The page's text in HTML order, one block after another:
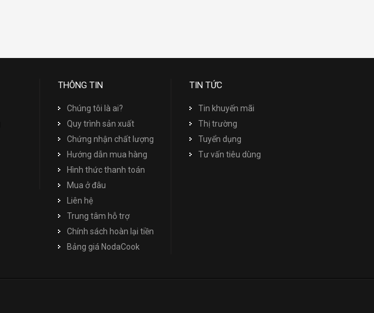
THÔNG TIN
Chúng tôi là ai?
Quy trình sản xuất
Chứng nhận chất lượng
Hướng dẫn mua hàng
Hình thức thanh toán
Mua ở đâu
Liên hệ
Trung tâm hỗ trợ
Chính sách hoàn lại tiền
Bảng giá NodaCook
TIN TỨC
Tin khuyến mãi
Thị trường
Tuyển dụng
Tư vấn tiêu dùng